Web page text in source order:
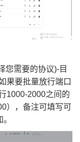
您需要的协议)-目
果要批量放行端口
1000-2000之间的
），备注可填写可